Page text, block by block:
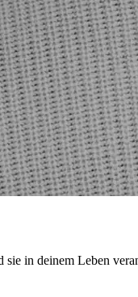
in deinem Leben